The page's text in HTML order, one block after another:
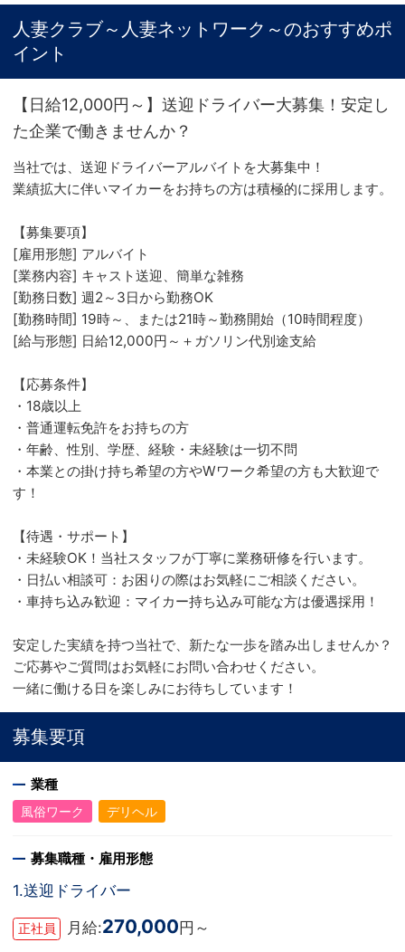
人妻クラブ～人妻ネットワーク～のおすすめポ
イント
【日給12,000円～】送迎ドライバー大募集！安定し
た企業で働きませんか？
当社では、送迎ドライバーアルバイトを大募集中！
業績拡大に伴いマイカーをお持ちの方は積極的に採用します。
【募集要項】
[雇用形態] アルバイト
[業務内容] キャスト送迎、簡単な雑務
[勤務日数] 週2～3日から勤務OK
[勤務時間] 19時～、または21時～勤務開始（10時間程度）
[給与形態] 日給12,000円～＋ガソリン代別途支給
【応募条件】
・18歳以上
・普通運転免許をお持ちの方
・年齢、性別、学歴、経験・未経験は一切不問
・本業との掛け持ち希望の方やWワーク希望の方も大歓迎で
す！
【待遇・サポート】
・未経験OK！当社スタッフが丁寧に業務研修を行います。
・日払い相談可：お困りの際はお気軽にご相談ください。
・車持ち込み歓迎：マイカー持ち込み可能な方は優遇採用！
安定した実績を持つ当社で、新たな一歩を踏み出しませんか？
ご応募やご質問はお気軽にお問い合わせください。
一緒に働ける日を楽しみにお待ちしています！
募集要項
業種
風俗ワーク デリヘル
募集職種・雇用形態
1.送迎ドライバー
正社員 月給:270,000 円～